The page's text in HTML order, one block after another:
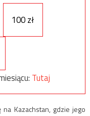
100 zł
Tutaj
Kazachstan, gdzie jego